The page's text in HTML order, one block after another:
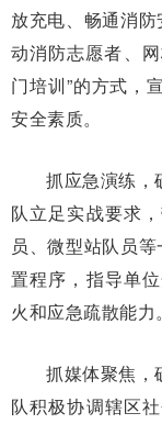
放充电、畅通消
动消防志愿者、
门培训”的方式，
安全素质。
抓应急演练，
队立足实战要求
员、微型站队员
置程序，指导单
火和应急疏散能力。
抓媒体聚焦，
队积极协调辖区